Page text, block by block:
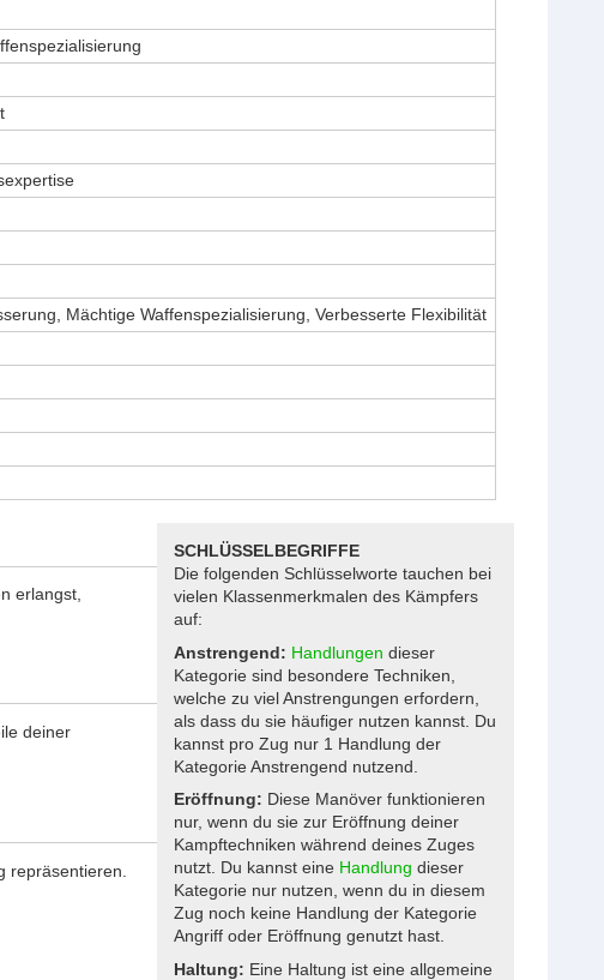
Mächtige Waffenspezialisierung, Verbesserte Flexibilität
SCHLÜSSELBEGRIFFE
Die folgenden Schlüsselworte tauchen bei
vielen Klassenmerkmalen des Kämpfers
auf:
Anstrengend: Handlungen dieser
Kategorie sind besondere Techniken,
welche zu viel Anstrengungen erfordern,
als dass du sie häufiger nutzen kannst. Du
kannst pro Zug nur 1 Handlung der
Kategorie Anstrengend nutzend.
Eröffnung: Diese Manöver funktionieren
nur, wenn du sie zur Eröffnung deiner
Kampftechniken während deines Zuges
nutzt. Du kannst eine Handlung dieser
Kategorie nur nutzen, wenn du in diesem
Zug noch keine Handlung der Kategorie
Angriff oder Eröffnung genutzt hast.
Haltung: Eine Haltung ist eine allgemeine
erlangst,
deiner
repräsentieren.